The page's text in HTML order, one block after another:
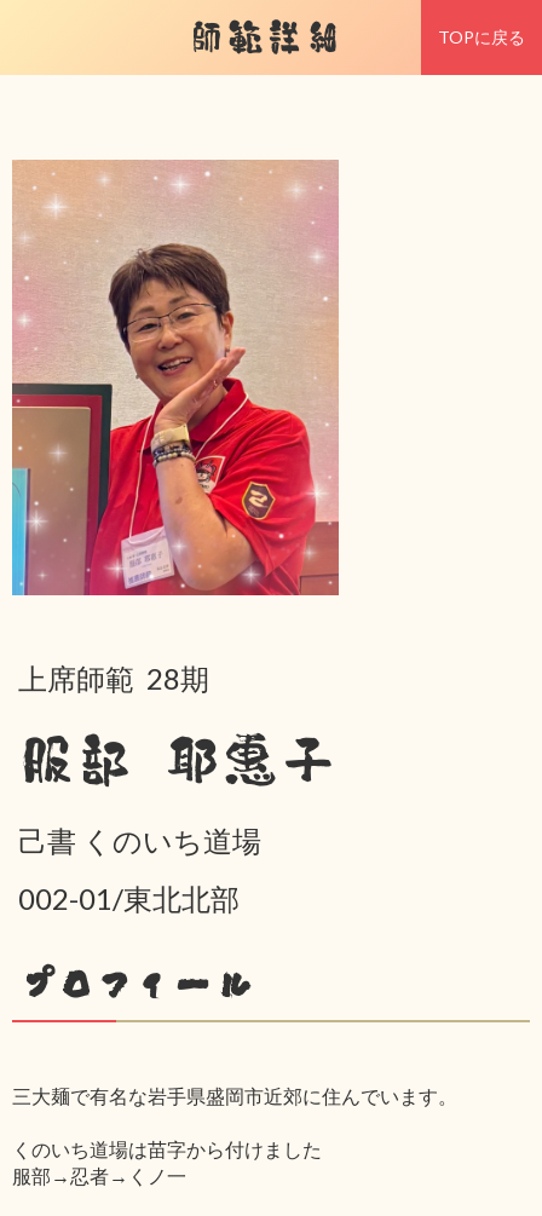
師範詳細 TOPに戻る
上席師範 28期
服部 耶惠子
己書 くのいち道場
002-01/東北北部
プロフィール
三大麺で有名な岩手県盛岡市近郊に住んでいます。
くのいち道場は苗字から付けました
服部→忍者→くノ一